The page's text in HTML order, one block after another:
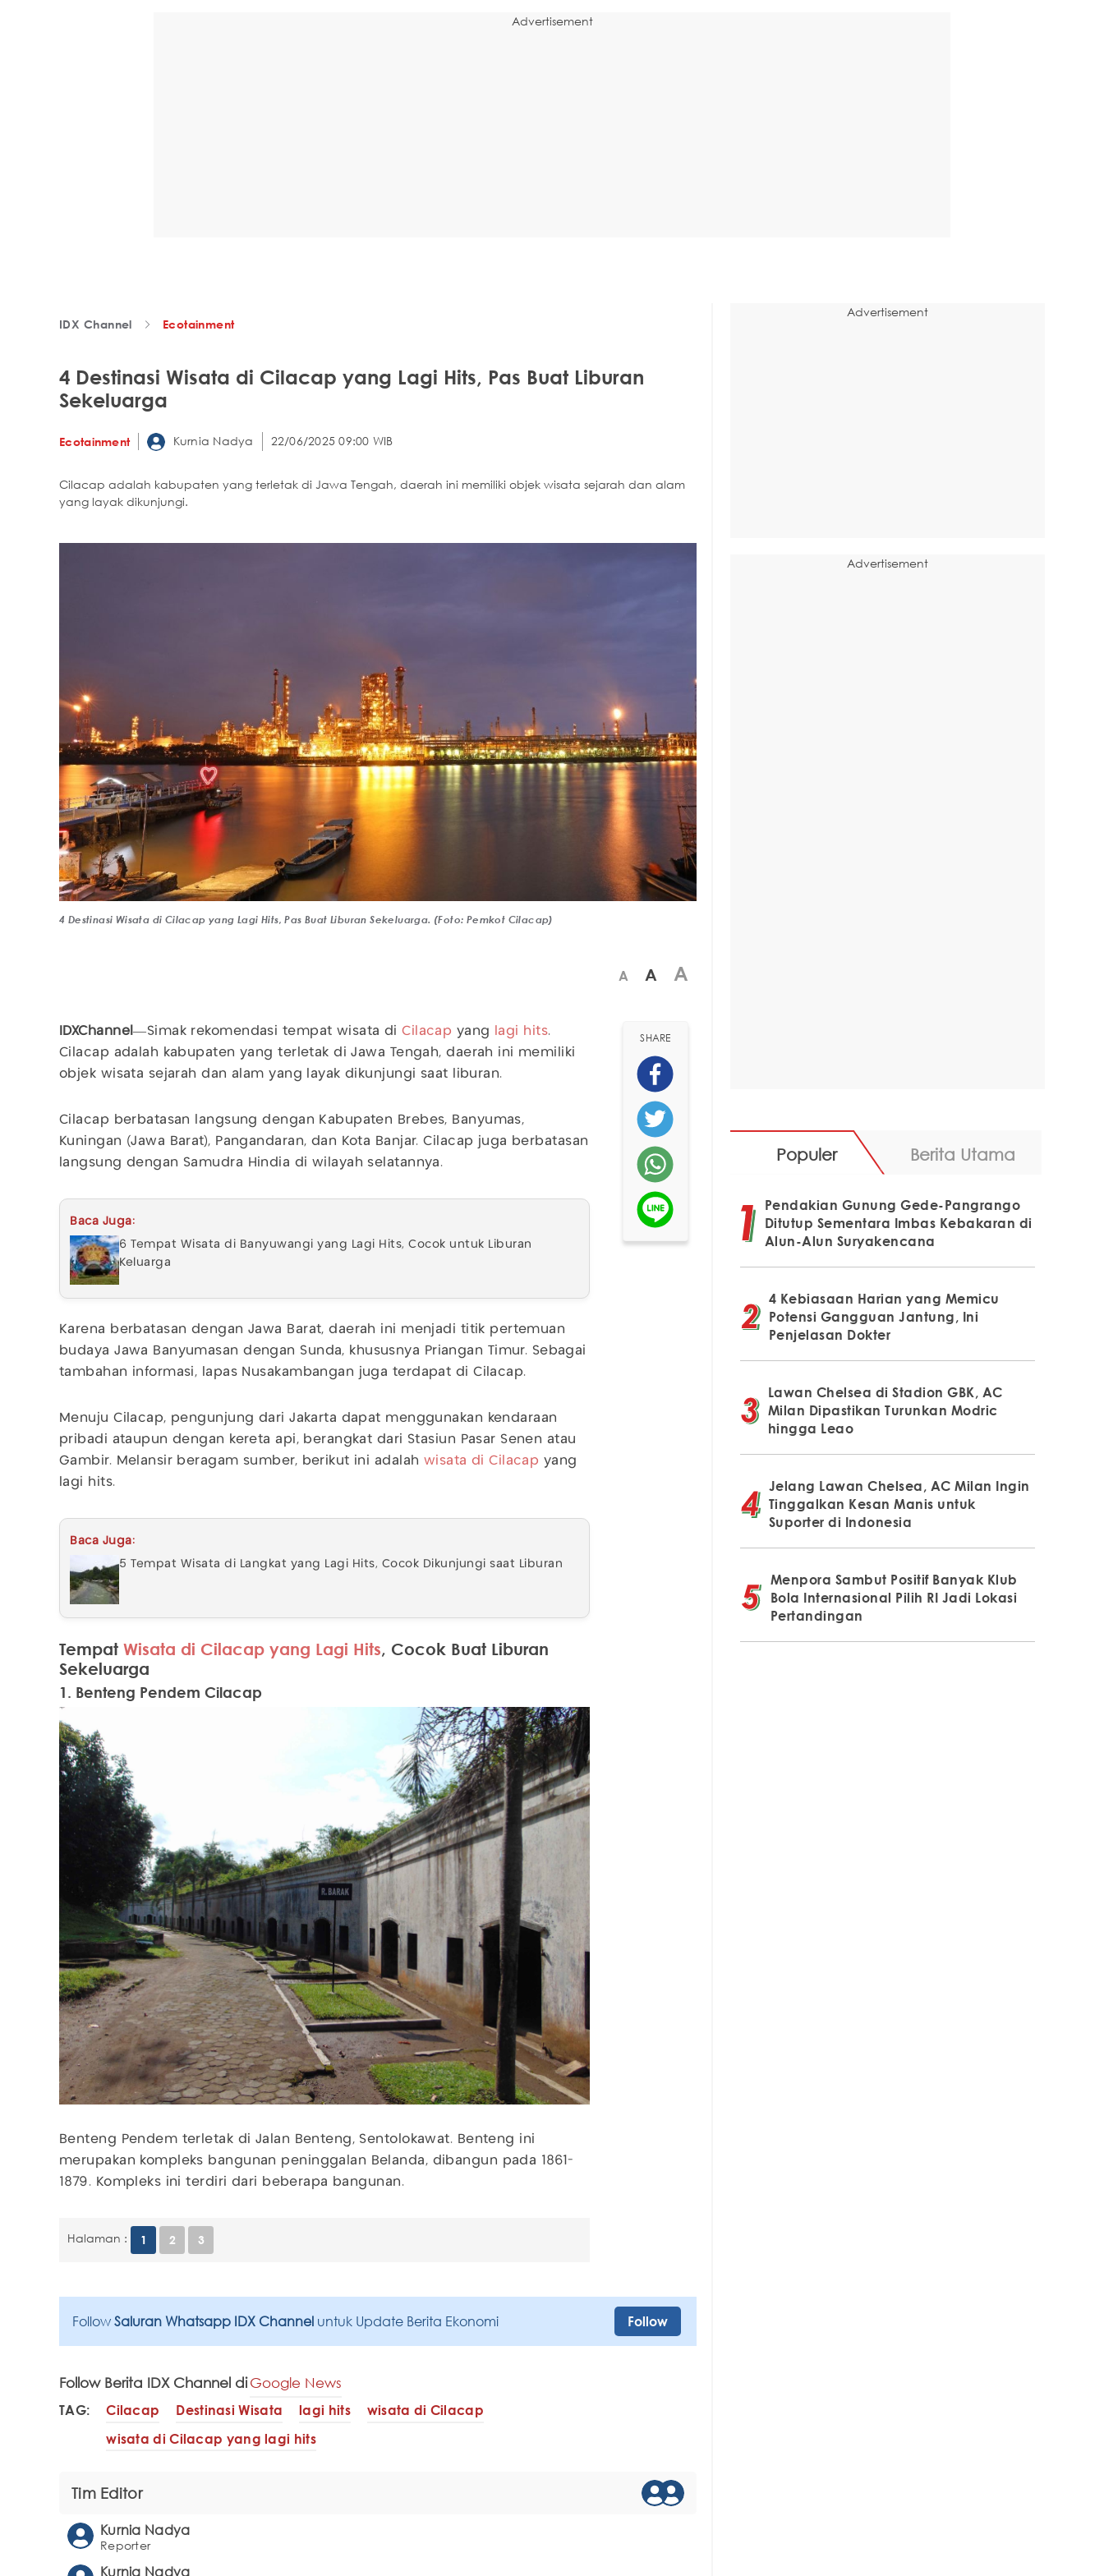
Advertisement
IDX Channel Ecotainment
4 Destinasi Wisata di Cilacap yang Lagi Hits, Pas Buat Liburan
Sekeluarga
Ecotainment Kurnia Nadya 22/06/2025 09:00 WIB
Cilacap adalah kabupaten yang terletak di Jawa Tengah, daerah ini memiliki objek wisata sejarah dan alam
yang layak dikunjungi.
4 Destinasi Wisata di Cilacap yang Lagi Hits, Pas Buat Liburan Sekeluarga. (Foto: Pemkot Cilacap)
A A A
IDXChannel—Simak rekomendasi tempat wisata diCilacap yang lagi hits.
Cilacap adalah kabupaten yang terletak di Jawa Tengah, daerah ini memiliki
objek wisata sejarah dan alam yang layak dikunjungi saat liburan.
Cilacap berbatasan langsung dengan Kabupaten Brebes, Banyumas,
Kuningan (Jawa Barat), Pangandaran, dan Kota Banjar. Cilacap juga berbatasan
langsung dengan Samudra Hindia di wilayah selatannya.
Baca Juga:
6 Tempat Wisata di Banyuwangi yang Lagi Hits, Cocok untuk Liburan
Keluarga
Karena berbatasan dengan Jawa Barat, daerah ini menjadi titik pertemuan
budaya Jawa Banyumasan dengan Sunda, khususnya Priangan Timur. Sebagai
tambahan informasi, lapas Nusakambangan juga terdapat di Cilacap.
Menuju Cilacap, pengunjung dari Jakarta dapat menggunakan kendaraan
pribadi ataupun dengan kereta api, berangkat dari Stasiun Pasar Senen atau
Gambir. Melansir beragam sumber, berikut ini adalah wisata di Cilacap yang
lagi hits.
Baca Juga:
5 Tempat Wisata di Langkat yang Lagi Hits, Cocok Dikunjungi saat Liburan
Tempat Wisata di Cilacap yang Lagi Hits, Cocok Buat Liburan
Sekeluarga
1. Benteng Pendem Cilacap
Benteng Pendem terletak di Jalan Benteng, Sentolokawat. Benteng ini
merupakan kompleks bangunan peninggalan Belanda, dibangun pada 1861-
1879. Kompleks ini terdiri dari beberapa bangunan.
Halaman : 1 2 3
SHARE
Follow Saluran Whatsapp IDX Channel untuk Update Berita Ekonomi Follow
Follow Berita IDX Channel diGoogle News
TAG: Cilacap Destinasi Wisata lagi hits
wisata di Cilacap
wisata di Cilacap yang lagi hits
Tim Editor
Kurnia Nadya
Reporter
Kurnia Nadya
Advertisement
Advertisement
Populer Berita Utama
Pendakian Gunung Gede-Pangrango
Ditutup Sementara Imbas Kebakaran di
Alun-Alun Suryakencana
4 Kebiasaan Harian yang Memicu
Potensi Gangguan Jantung, Ini
Penjelasan Dokter
Lawan Chelsea di Stadion GBK, AC
Milan Dipastikan Turunkan Modric
hingga Leao
Jelang Lawan Chelsea, AC Milan Ingin
Tinggalkan Kesan Manis untuk
Suporter di Indonesia
Menpora Sambut Positif Banyak Klub
Bola Internasional Pilih RI Jadi Lokasi
Pertandingan